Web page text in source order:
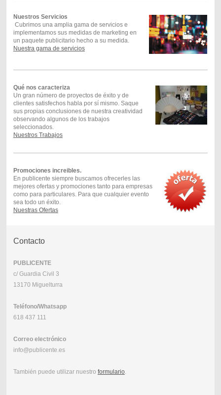
Nuestros Servicios
Cubrimos una amplia gama de servicios e
implementamos sus medidas de marketing en
un paquete publicitario hecho a su medida.
Nuestra gama de servicios
Qué nos caracteriza
Un gran número de proyectos de éxito y de
clientes satisfechos habla por sí mismo. Saque
sus propias conclusiones de nuestra creatividad
observando algunos de los trabajos
seleccionados.
Nuestros Trabajos
Promociones increibles.
En publicente siempre buscamos ofrecerles las
mejores ofertas y promociones tanto para empresas
como para particulares. Para que cualquier evento
sea todo un éxito.
Nuestras Ofertas
Contacto
PUBLICENTE
c/ Guardia Civil 3
13170 Miguelturra
Teléfono/Whatsapp
618 437 111
Correo electrónico
info@publicente.es
También puede utilizar nuestro formulario.